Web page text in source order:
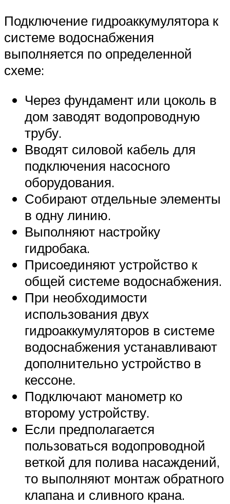
Подключение гидроаккумулятора к
системе водоснабжения
выполняется по определенной
схеме:
Через фундамент или цоколь в
дом заводят водопроводную
трубу.
Вводят силовой кабель для
подключения насосного
оборудования.
Собирают отдельные элементы
в одну линию.
Выполняют настройку
гидробака.
Присоединяют устройство к
общей системе водоснабжения.
При необходимости
использования двух
гидроаккумуляторов в системе
водоснабжения устанавливают
дополнительно устройство в
кессоне.
Подключают манометр ко
второму устройству.
Если предполагается
пользоваться водопроводной
веткой для полива насаждений,
то выполняют монтаж обратного
клапана и сливного крана.